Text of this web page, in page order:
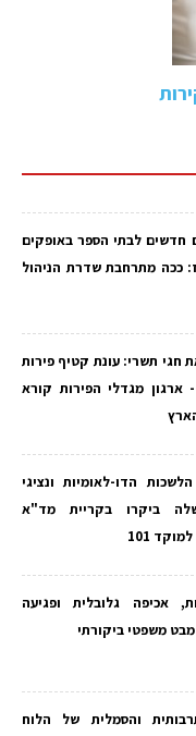
חדשים לבתי הספר באופקים
ככה מתרחבת שדרת הניהול
חגי תשרי: עונת קטיף פירות
מגדלי הפירות קורא
הדו-לאומיות ונציגי
ביקרו בקריית מד"א
101
אכיפה גלובלית ופגיעה
מבט משפטי ביקורתי
והסמלית של הלוח